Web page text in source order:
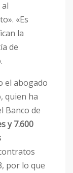
«Es
la
de
el abogado
quien ha
Banco de
y 7.600
por lo que